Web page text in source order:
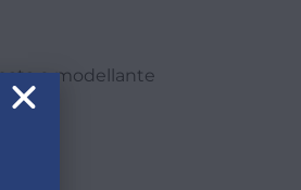
e modellante